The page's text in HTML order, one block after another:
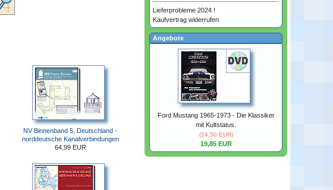
NV Binnenband 5, Deutschland -
norddeutsche Kanalverbindungen
64,99 EUR
Lieferprobleme 2024 !
Kaufvertrag widerrufen
Angebote
Ford Mustang 1965-1973 - Die Klassiker
mit Kultstatus.
(24,50 EUR)
19,85 EUR